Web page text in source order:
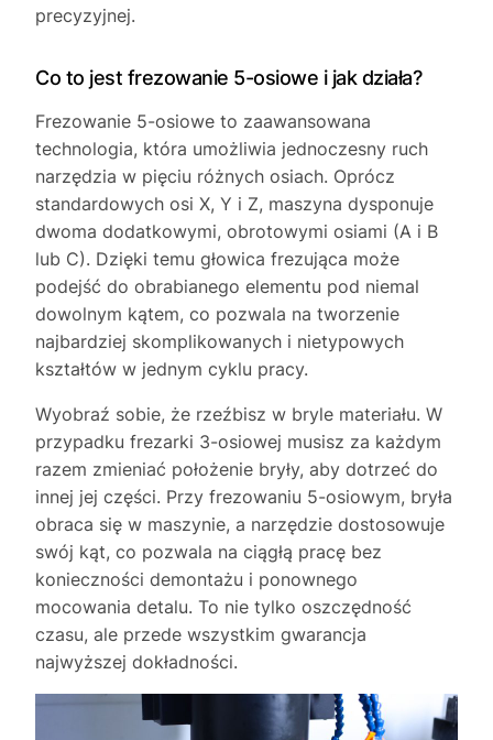
precyzyjnej.
Co to jest frezowanie 5-osiowe i jak działa?
Frezowanie 5-osiowe to zaawansowana
technologia, która umożliwia jednoczesny ruch
narzędzia w pięciu różnych osiach. Oprócz
standardowych osi X, Y i Z, maszyna dysponuje
dwoma dodatkowymi, obrotowymi osiami (A i B
lub C). Dzięki temu głowica frezująca może
podejść do obrabianego elementu pod niemal
dowolnym kątem, co pozwala na tworzenie
najbardziej skomplikowanych i nietypowych
kształtów w jednym cyklu pracy.
Wyobraź sobie, że rzeźbisz w bryle materiału. W
przypadku frezarki 3-osiowej musisz za każdym
razem zmieniać położenie bryły, aby dotrzeć do
innej jej części. Przy frezowaniu 5-osiowym, bryła
obraca się w maszynie, a narzędzie dostosowuje
swój kąt, co pozwala na ciągłą pracę bez
konieczności demontażu i ponownego
mocowania detalu. To nie tylko oszczędność
czasu, ale przede wszystkim gwarancja
najwyższej dokładności.